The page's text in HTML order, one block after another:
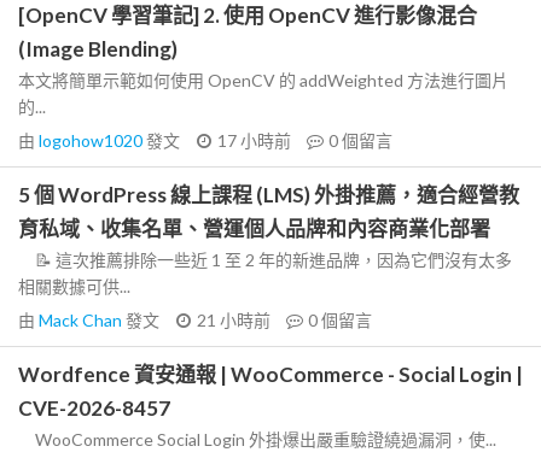
[OpenCV 學習筆記] 2. 使用 OpenCV 進行影像混合
(Image Blending)
本文將簡單示範如何使用 OpenCV 的 addWeighted 方法進行圖片
的...
由 logohow1020發文 17 小時前 0個留言
5 個 WordPress 線上課程 (LMS) 外掛推薦，適合經營教
育私域、收集名單、營運個人品牌和內容商業化部署
📝 這次推薦排除一些近 1 至 2 年的新進品牌，因為它們沒有太多
相關數據可供...
由 Mack Chan 發文 21 小時前 0個留言
Wordfence 資安通報 | WooCommerce - Social Login |
CVE-2026-8457
WooCommerce Social Login 外掛爆出嚴重驗證繞過漏洞，使...